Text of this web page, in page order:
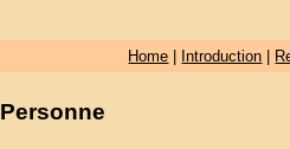
Home Introduction
Personne